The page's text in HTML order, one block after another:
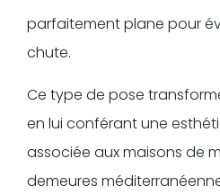
parfaitement plane pour
chute.
Ce type de pose
en lui conférant une
associée aux maisons de
demeures